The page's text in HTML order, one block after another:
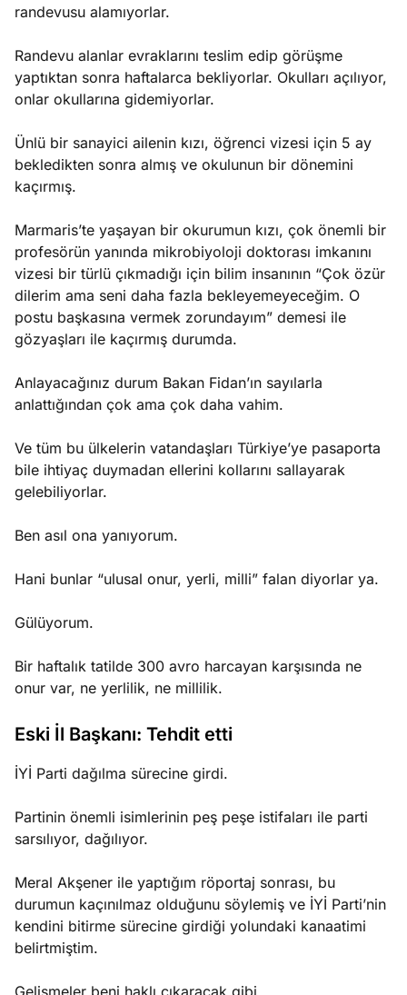
randevusu alamıyorlar.
Randevu alanlar evraklarını teslim edip görüşme
yaptıktan sonra haftalarca bekliyorlar. Okulları açılıyor,
onlar okullarına gidemiyorlar.
Ünlü bir sanayici ailenin kızı, öğrenci vizesi için 5 ay
bekledikten sonra almış ve okulunun bir dönemini
kaçırmış.
Marmaris’te yaşayan bir okurumun kızı, çok önemli bir
profesörün yanında mikrobiyoloji doktorası imkanını
vizesi bir türlü çıkmadığı için bilim insanının “Çok özür
dilerim ama seni daha fazla bekleyemeyeceğim. O
postu başkasına vermek zorundayım” demesi ile
gözyaşları ile kaçırmış durumda.
Anlayacağınız durum Bakan Fidan’ın sayılarla
anlattığından çok ama çok daha vahim.
Ve tüm bu ülkelerin vatandaşları Türkiye’ye pasaporta
bile ihtiyaç duymadan ellerini kollarını sallayarak
gelebiliyorlar.
Ben asıl ona yanıyorum.
Hani bunlar “ulusal onur, yerli, milli” falan diyorlar ya.
Gülüyorum.
Bir haftalık tatilde 300 avro harcayan karşısında ne
onur var, ne yerlilik, ne millilik.
Eski İl Başkanı: Tehdit etti
İYİ Parti dağılma sürecine girdi.
Partinin önemli isimlerinin peş peşe istifaları ile parti
sarsılıyor, dağılıyor.
Meral Akşener ile yaptığım röportaj sonrası, bu
durumun kaçınılmaz olduğunu söylemiş ve İYİ Parti’nin
kendini bitirme sürecine girdiği yolundaki kanaatimi
belirtmiştim.
Gelişmeler beni haklı çıkaracak gibi.